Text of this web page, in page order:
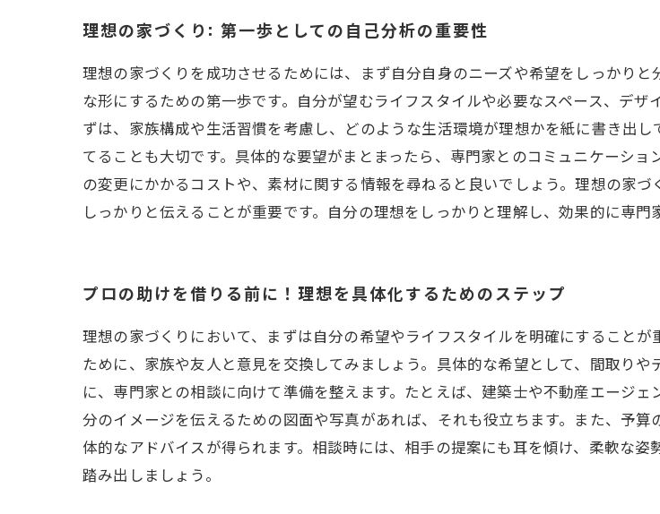
理想の住まいを手に入れるための総
理想の家づくり: 第一歩としての自己分析の重要性
理想の家づくりを成功させるためには、まず自分自身のニーズや希望をしっかり
な形にするための第一歩です。自分が望むライフスタイルや必要なスペース、デ
ずは、家族構成や生活習慣を考慮し、どのような生活環境が理想かを紙に書き出
てることも大切です。具体的な要望がまとまったら、専門家とのコミュニケーシ
の変更にかかるコストや、素材に関する情報を尋ねると良いでしょう。理想の家
しっかりと伝えることが重要です。自分の理想をしっかりと理解し、効果的に専門
プロの助けを借りる前に！理想を具体化するためのステップ
理想の家づくりにおいて、まずは自分の希望やライフスタイルを明確にすること
ために、家族や友人と意見を交換してみましょう。具体的な希望として、間取り
に、専門家との相談に向けて準備を整えます。たとえば、建築士や不動産エージ
分のイメージを伝えるための図面や写真があれば、それも役立ちます。また、予
体的なアドバイスが得られます。相談時には、相手の提案にも耳を傾け、柔軟な
踏み出しましょう。